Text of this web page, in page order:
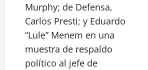
Murphy; de Defensa,
Carlos Presti; y Eduardo
“Lule” Menem en una
muestra de respaldo
político al jefe de